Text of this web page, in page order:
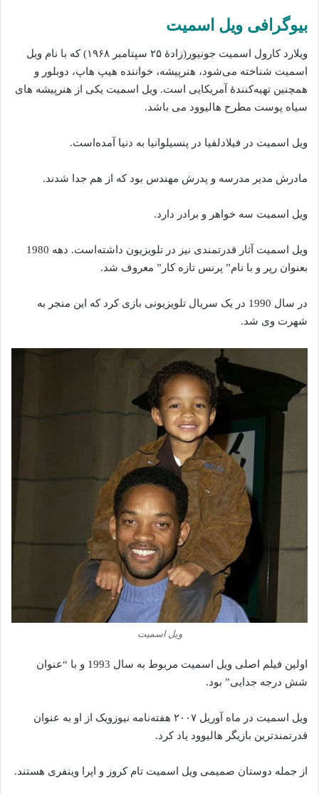
بیوگرافی ویل‌ اسمیت
ویلارد کارول اسمیت جونیور(زادهٔ ۲۵ سپتامبر ۱۹۶۸) که با نام ویل
اسمیت شناخته می‌شود، هنرپیشه، خواننده هیپ هاپ، دوبلور و
همچنین تهیه‌کنندهٔ آمریکایی است. ویل‌ اسمیت‌ یکی‌ از هنرپیشه‌ های‌
سیاه‌ پوست‌ مطرح‌ هالیوود می باشد.
ویل اسمیت در فیلادلفیا در پنسیلوانیا به دنیا آمده‌است.
مادرش مدیر مدرسه و پدرش مهندس بود که از هم جدا شدند.
ویل اسمیت سه خواهر و برادر دارد.
ویل اسمیت آثار قدرتمندی نیز در تلویزیون داشته‌است. دهه 1980
بعنوان رپر و با نام” پرنس تازه کار” معروف شد.
در سال 1990 در یک سریال تلویزیونی بازی کرد که این منجر به
شهرت وی شد.
ویل‌ اسمیت
اولین فیلم اصلی ویل اسمیت مربوط به سال 1993 و با “عنوان
شش درجه جدایی” بود.
ویل اسمیت در ماه آوریل ۲۰۰۷ هفته‌نامه نیوزویک از او به عنوان
قدرتمندترین بازیگر هالیوود یاد کرد.
از جمله دوستان صمیمی ویل اسمیت تام کروز و اپرا وینفری هستند.